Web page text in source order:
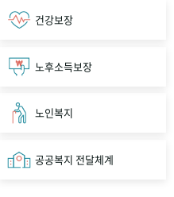
건강보장
노후소득보장
노인복지
공공복지 전달체계